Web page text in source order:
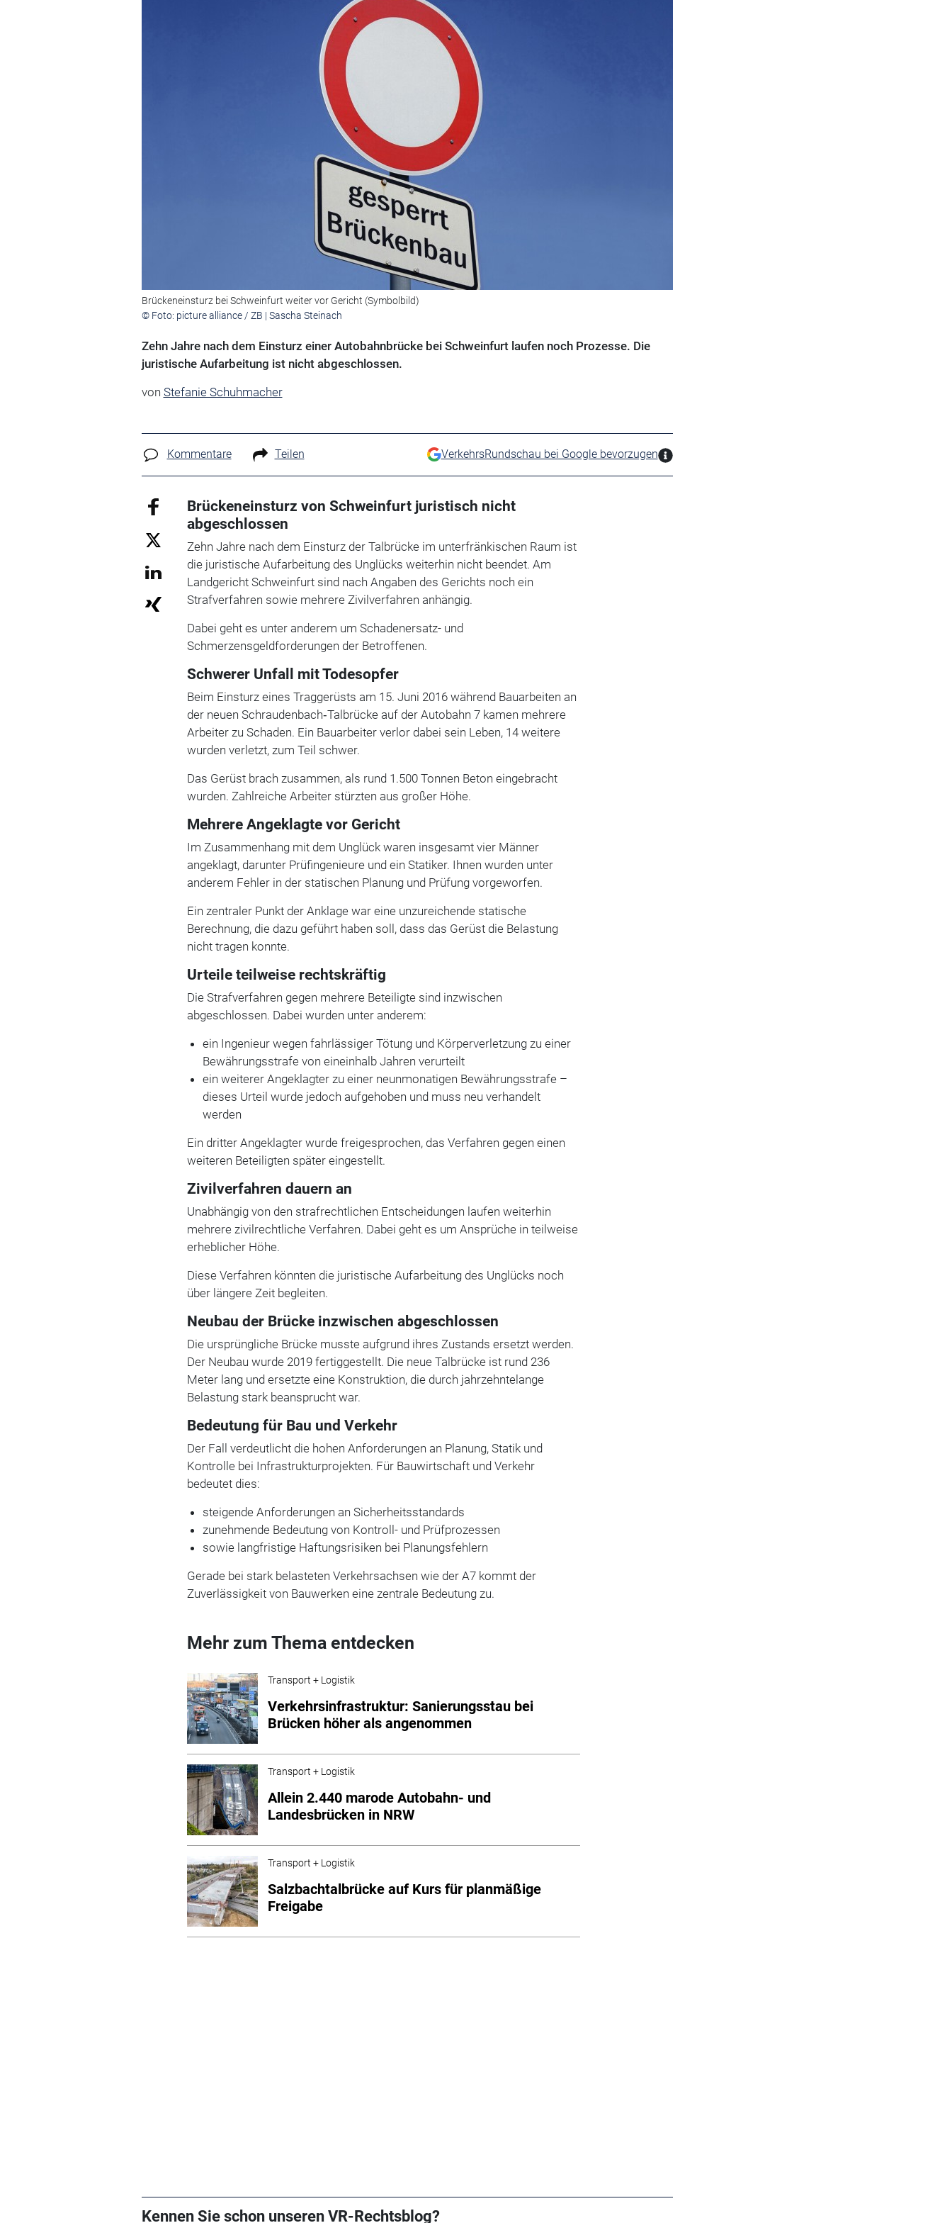
Brückeneinsturz bei Schweinfurt weiter vor Gericht (Symbolbild)
© Foto: picture alliance / ZB | Sascha Steinach
Zehn Jahre nach dem Einsturz einer Autobahnbrücke bei Schweinfurt laufen noch Prozesse. Die
juristische Aufarbeitung ist nicht abgeschlossen.
von Stefanie Schuhmacher
Kommentare Teilen VerkehrsRundschau bei Google bevorzugen
Brückeneinsturz von Schweinfurt juristisch nicht
abgeschlossen
Zehn Jahre nach dem Einsturz der Talbrücke im unterfränkischen Raum ist
die juristische Aufarbeitung des Unglücks weiterhin nicht beendet. Am
Landgericht Schweinfurt sind nach Angaben des Gerichts noch ein
Strafverfahren sowie mehrere Zivilverfahren anhängig.
Dabei geht es unter anderem um Schadenersatz- und
Schmerzensgeldforderungen der Betroffenen.
Schwerer Unfall mit Todesopfer
Beim Einsturz eines Traggerüsts am 15. Juni 2016 während Bauarbeiten an
der neuen Schraudenbach‑Talbrücke auf der Autobahn 7 kamen mehrere
Arbeiter zu Schaden. Ein Bauarbeiter verlor dabei sein Leben, 14 weitere
wurden verletzt, zum Teil schwer.
Das Gerüst brach zusammen, als rund 1.500 Tonnen Beton eingebracht
wurden. Zahlreiche Arbeiter stürzten aus großer Höhe.
Mehrere Angeklagte vor Gericht
Im Zusammenhang mit dem Unglück waren insgesamt vier Männer
angeklagt, darunter Prüfingenieure und ein Statiker. Ihnen wurden unter
anderem Fehler in der statischen Planung und Prüfung vorgeworfen.
Ein zentraler Punkt der Anklage war eine unzureichende statische
Berechnung, die dazu geführt haben soll, dass das Gerüst die Belastung
nicht tragen konnte.
Urteile teilweise rechtskräftig
Die Strafverfahren gegen mehrere Beteiligte sind inzwischen
abgeschlossen. Dabei wurden unter anderem:
ein Ingenieur wegen fahrlässiger Tötung und Körperverletzung zu einer
Bewährungsstrafe von eineinhalb Jahren verurteilt
ein weiterer Angeklagter zu einer neunmonatigen Bewährungsstrafe –
dieses Urteil wurde jedoch aufgehoben und muss neu verhandelt
werden
Ein dritter Angeklagter wurde freigesprochen, das Verfahren gegen einen
weiteren Beteiligten später eingestellt.
Zivilverfahren dauern an
Unabhängig von den strafrechtlichen Entscheidungen laufen weiterhin
mehrere zivilrechtliche Verfahren. Dabei geht es um Ansprüche in teilweise
erheblicher Höhe.
Diese Verfahren könnten die juristische Aufarbeitung des Unglücks noch
über längere Zeit begleiten.
Neubau der Brücke inzwischen abgeschlossen
Die ursprüngliche Brücke musste aufgrund ihres Zustands ersetzt werden.
Der Neubau wurde 2019 fertiggestellt. Die neue Talbrücke ist rund 236
Meter lang und ersetzte eine Konstruktion, die durch jahrzehntelange
Belastung stark beansprucht war.
Bedeutung für Bau und Verkehr
Der Fall verdeutlicht die hohen Anforderungen an Planung, Statik und
Kontrolle bei Infrastrukturprojekten. Für Bauwirtschaft und Verkehr
bedeutet dies:
steigende Anforderungen an Sicherheitsstandards
zunehmende Bedeutung von Kontroll- und Prüfprozessen
sowie langfristige Haftungsrisiken bei Planungsfehlern
Gerade bei stark belasteten Verkehrsachsen wie der A7 kommt der
Zuverlässigkeit von Bauwerken eine zentrale Bedeutung zu.
Mehr zum Thema entdecken
Transport + Logistik
Verkehrsinfrastruktur: Sanierungsstau bei
Brücken höher als angenommen
Transport + Logistik
Allein 2.440 marode Autobahn- und
Landesbrücken in NRW
Transport + Logistik
Salzbachtalbrücke auf Kurs für planmäßige
Freigabe
Kennen Sie schon unseren VR-Rechtsblog?